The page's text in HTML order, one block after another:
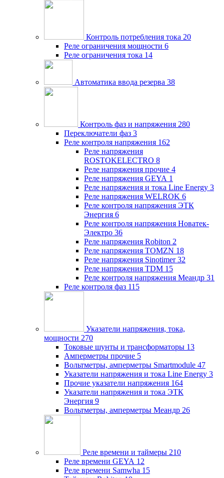
Контроль потребления тока 20
Реле ограничения мощности 6
Реле ограничения тока 14
Автоматика ввода резерва 38
Контроль фаз и напряжения 280
Переключатели фаз 3
Реле контроля напряжения 162
Реле напряжения
ROSTOKELECTRO 8
Реле напряжения прочие 4
Реле напряжения GEYA 1
Реле напряжения и тока Line Energy 3
Реле напряжения WELROK 6
Реле контроля напряжения ЭТК
Энергия 6
Реле контроля напряжения Новатек-
Электро 36
Реле напряжения Robiton 2
Реле напряжения TOMZN 18
Реле напряжения Sinotimer 32
Реле напряжения TDM 15
Реле контроля напряжения Меандр 31
Реле контроля фаз 115
Указатели напряжения, тока,
мощности 270
Токовые шунты и трансформаторы 13
Амперметры прочие 5
Вольтметры, амперметры Smartmodule 47
Указатели напряжения и тока Line Energy 3
Прочие указатели напряжения 164
Указатели напряжения и тока ЭТК
Энергия 9
Вольтметры, амперметры Меандр 26
Реле времени и таймеры 210
Реле времени GEYA 12
Реле времени Samwha 15